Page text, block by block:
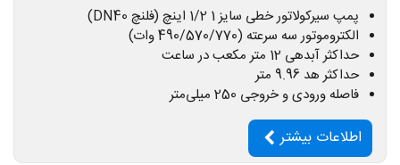
پمپ سیرکولاتور خطی سایز 1 1/2 اینچ (فلنچ DN40)
الکتروموتور سه سرعته (490/570/770 وات)
حداکثر آبدهی 12 متر مکعب در ساعت
حداکثر هد 9.96 متر
فاصله ورودی و خروجی 250 میلی‌متر
اطلاعات بیشتر